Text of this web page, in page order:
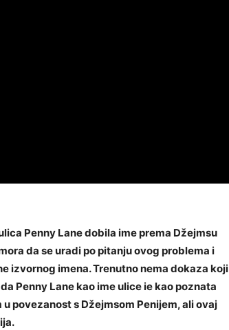
Penny Lane dobila ime prema Džejmsu
da se uradi po pitanju ovog problema i
izvornog imena. Trenutno nema dokaza koji
Penny Lane kao ime ulice ie kao poznata
povezanost s Džejmsom Penijem, ali ovaj